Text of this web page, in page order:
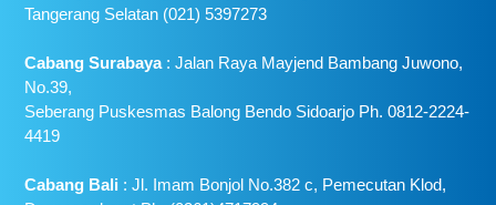
Tangerang Selatan (021) 5397273
Cabang Surabaya : Jalan Raya Mayjend Bambang Juwono,
No.39,
Seberang Puskesmas Balong Bendo Sidoarjo Ph. 0812-2224-
4419
Cabang Bali : Jl. Imam Bonjol No.382 c, Pemecutan Klod,